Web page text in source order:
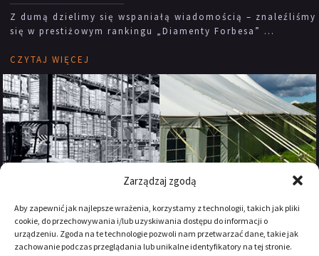
Zarządzaj zgodą
Aby zapewnić jak najlepsze wrażenia, korzystamy z technologii, takich jak pliki
cookie, do przechowywania i/lub uzyskiwania dostępu do informacji o
urządzeniu. Zgoda na te technologie pozwoli nam przetwarzać dane, takie jak
zachowanie podczas przeglądania lub unikalne identyfikatory na tej stronie.
Z dumą dzielimy się wspaniałą wiadomością – znaleźliśmy
się w prestiżowym rankingu „Diamenty Forbesa” ...
CZYTAJ WIĘCEJ